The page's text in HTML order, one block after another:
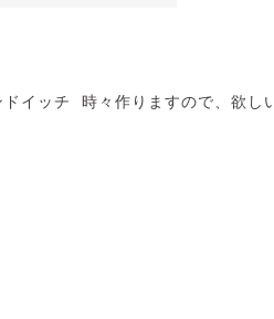
イッチ 時々作りますので、欲し